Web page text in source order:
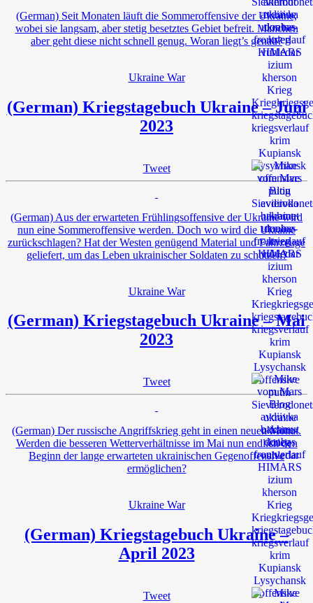
(German) Seit Monaten läuft die Sommeroffensive der Ukraine,
wobei sie langsam, aber stetig besetztes Gebiet befreit. Manchen
aber geht diese nicht schnell genug. Woran liegt’s genau?
Ukraine War
(German) Kriegstagebuch Ukraine – Juni
2023
Tweet
(German) Aus der erwarteten Frühlingsoffensive der Ukraine wird
nun eine Sommeroffensive werden. Doch wo wird die Ukraine
zurückschlagen? Hat der Westen genügend Material und Fahrzeuge
geliefert, um das Leben ukrainischer Soldaten zu schützen?
Ukraine War
(German) Kriegstagebuch Ukraine – Mai
2023
Tweet
(German) Der russische Angriffskrieg geht in einen neuen Monat.
Werden die besseren Wetterverhältnisse im Mai nun endlich den
Beginn der lange erwarteten ukrainischen Gegenoffensive
ermöglichen?
Ukraine War
(German) Kriegstagebuch Ukraine –
April 2023
Tweet